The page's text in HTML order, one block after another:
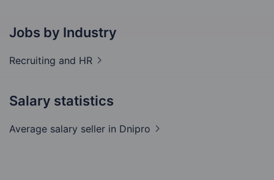
Jobs by Industry
Recruiting and HR
Salary statistics
Average salary seller in Dnipro